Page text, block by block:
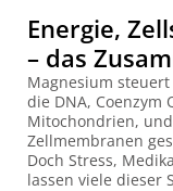
Energie,
– das
Magnesium
die DNA, Coenzym
Mitochondrien,
Zellmembranen
Doch Stress,
lassen viele dieser